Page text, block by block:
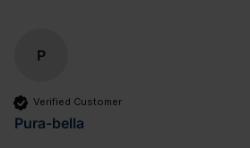
P
Verified Customer
Pura-bella